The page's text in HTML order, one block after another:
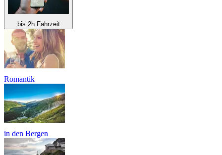
bis 2h Fahrzeit
Romantik
in den Bergen